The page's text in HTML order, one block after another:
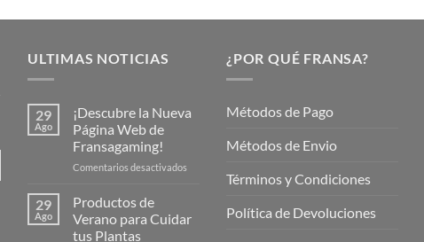
ULTIMAS NOTICIAS
29
Ago
¡Descubre la Nueva
Página Web de
Fransagaming!
Comentarios desactivados
Página
29
Ago
Productos de
Verano para Cuidar
tus Plantas
¿POR QUÉ FRANSA?
Métodos de Pago
Métodos de Envio
Términos y Condiciones
Política de Devoluciones